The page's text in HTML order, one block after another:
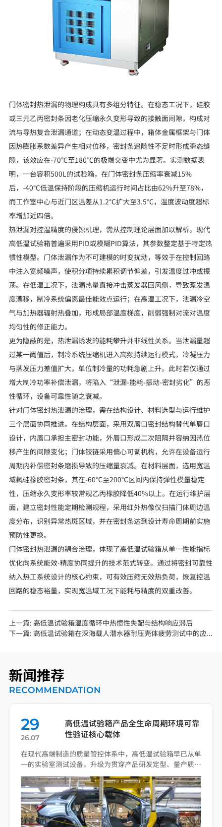
门体密封热泄漏的物理构成具有多组分特征。在稳态工况下，硅胶
或三元乙丙密封条因老化压缩永久变形导致的接触面间隙，构成对
流与导热复合泄漏通道；在动态变温过程中，箱体金属框架与门体
因热膨胀系数差异产生相对位移，密封条追随性不足时形成瞬态缝
隙，该效应在-70℃至180℃的极端交变中尤为显著。实测数据表
明，一台容积500L的试验箱，在门体密封条压缩率衰减15%
后，-40℃低温保持阶段的压缩机运行时间占比由62%升至78%，
而工作室中心与近门区温差从1.2℃扩大至3.5℃，温度波动度超标
率增加近四倍。
热泄漏对控温精度的侵蚀机理，需从控制理论层面加以解析。现代
高低温试验箱普遍采用PID或模糊PID算法，其参数整定基于特定热
惯性模型。门体泄漏作为不可建模的时变扰动，等效于在控制回路
中注入宽频噪声，使积分项持续累积调节偏差，引发温度过冲或振
荡。在低温工况下，泄漏热量直接冲击蒸发器回风侧，导致蒸发温
度漂移，制冷系统偏离最佳能效点运行；在高温工况下，泄漏冷空
气与加热器辐射热叠加，形成局部温度梯度，削弱强制对流对温度
均匀性的修正能力。
更为隐蔽的是，热泄漏诱发的能耗攀升并非线性关系。当泄漏量超
过某一阈值后，制冷系统压缩机进入高频持续运行模式，冷凝压力
与蒸发压力差值扩大，单位制冷量的功耗急剧上升。此时若仅通过
增大制冷功率补偿泄漏，将陷入“泄漏-能耗-振动-密封劣化”的恶
性循环，设备可靠性随之衰减。
针对门体密封热泄漏的治理，需在结构设计、材料选型与运行维护
三个层面协同推进。在结构层面，采用双唇口密封结构替代单唇口
设计，内唇口承担主密封功能，外唇口形成二次阻隔并容纳因热位
移产生的间隙变化；门体铰链采用偏心可调机构，允许在设备运行
周期内补偿密封条磨损导致的压缩量衰减。在材料层面，选用宽温
域氟硅橡胶密封条，其在-60℃至200℃区间内保持弹性模量稳定
性，压缩永久变形率较常规乙丙橡胶降低40%以上。在运行维护层
面，建立密封性能定期检测规程，采用红外热像仪扫描门体周边温
度分布，识别异常热斑区域，并在密封条达到设计寿命周期前实施
预防性更换。
门体密封热泄漏的耦合治理，体现了高低温试验箱从单一性能指标
优化向系统能效-精度协同提升的技术范式转变。通过将密封可靠性
纳入热工系统设计的核心约束，可有效压缩无效热负荷，恢复控温
回路的稳态裕量，实现宽温域工况下能耗与精度的双重改善。
上一篇: 高低温试验箱温度循环中热惯性失配与结构响应滞后
下一篇: 高低温试验箱在深海载人潜水器耐压壳体疲劳测试中的应用
新闻推荐
RECOMMENDATION
29
26.07
高低温试验箱产品全生命周期环境可靠
性验证核心载体
在现代高端制造的质量管控体系中，高低温试验箱早已从单
一的实验室测试设备，升级为贯穿产品研发定型、量产质
控、失效 […]